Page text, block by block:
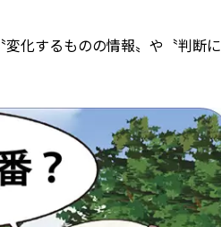
化するものの情報〟や〝判断に